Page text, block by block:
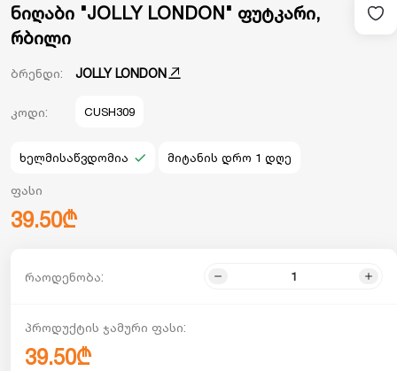
ნიღაბი "JOLLY LONDON" ფუტკარი,
რბილი
ბრენდი: JOLLY LONDON
კოდი: CUSH309
ხელმისაწვდომია მიტანის დრო 1 დღე
ფასი
39.50₾
რაოდენობა:
პროდუქტის ჯამური ფასი:
39.50₾